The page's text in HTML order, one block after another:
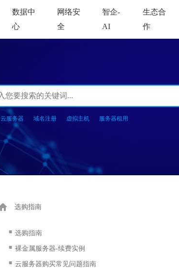
数据中
心
网络安
全
智企-
AI
生态合
作
云服务器 域名注册 虚拟主机 服务器租用
选购指南
■ 选购指南
■ 裸金属服务器-续费实例
■ 云服务器购买常见问题指南